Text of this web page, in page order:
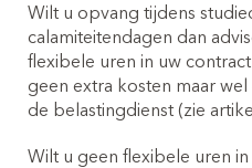
Wilt u opvang tijdens
calamiteitendagen dan
flexibele uren in uw
geen extra kosten maar
de belastingdienst (zie
Wilt u geen flexibele uren